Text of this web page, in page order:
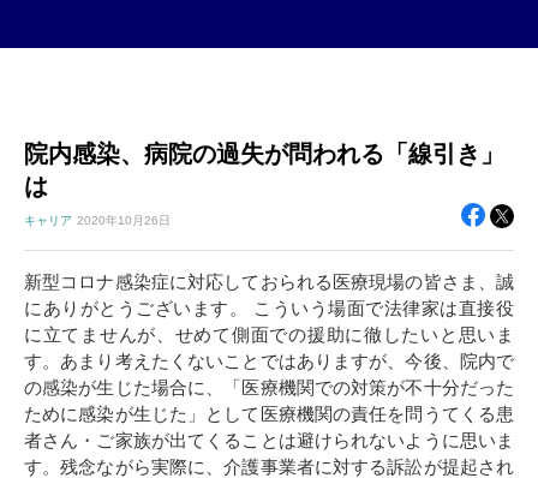
院内感染、病院の過失が問われる「線引き」
は
キャリア 2020年10月26日
新型コロナ感染症に対応しておられる医療現場の皆さま、誠
にありがとうございます。 こういう場面で法律家は直接役
に立てませんが、せめて側面での援助に徹したいと思いま
す。あまり考えたくないことではありますが、今後、院内で
の感染が生じた場合に、「医療機関での対策が不十分だった
ために感染が生じた」として医療機関の責任を問うてくる患
者さん・ご家族が出てくることは避けられないように思いま
す。残念ながら実際に、介護事業者に対する訴訟が提起され